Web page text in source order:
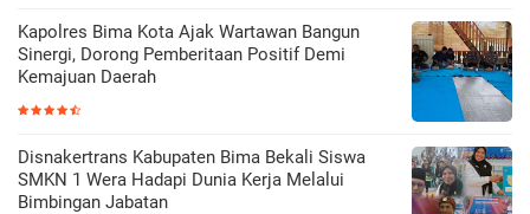
Kapolres Bima Kota Ajak Wartawan Bangun
Sinergi, Dorong Pemberitaan Positif Demi
Kemajuan Daerah
Disnakertrans Kabupaten Bima Bekali Siswa
SMKN 1 Wera Hadapi Dunia Kerja Melalui
Bimbingan Jabatan